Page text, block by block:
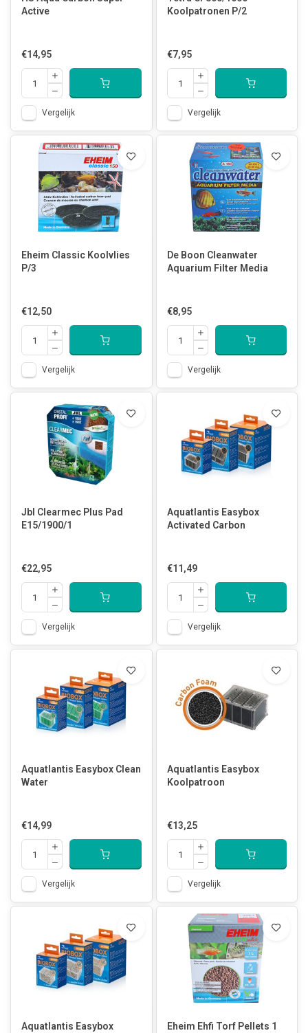
Active
€14,95
Vergelijk
Koolpatronen P/2
€7,95
Vergelijk
Eheim Classic Koolvlies
P/3
€12,50
Vergelijk
De Boon Cleanwater
Aquarium Filter Media
€8,95
Vergelijk
Jbl Clearmec Plus Pad
E15/1900/1
€22,95
Vergelijk
Aquatlantis Easybox
Activated Carbon
€11,49
Vergelijk
Aquatlantis Easybox Clean
Water
€14,99
Vergelijk
Aquatlantis Easybox
Koolpatroon
€13,25
Vergelijk
Aquatlantis Easybox
Eheim Ehfi Torf Pellets 1